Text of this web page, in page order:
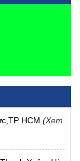
HCM (Xem